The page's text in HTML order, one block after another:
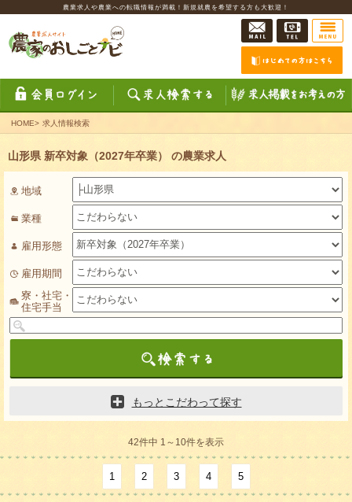
農業求人や農業への転職情報が満載！新規就農を希望する方も大歓迎！
HOME> 求人情報検索
山形県 新卒対象（2027年卒業） の農業求人
地域
業種
雇用形態
雇用期間
寮・社宅・
住宅手当
もっとこだわって探す
42件中 1～10件を表示
1 2 3 4 5